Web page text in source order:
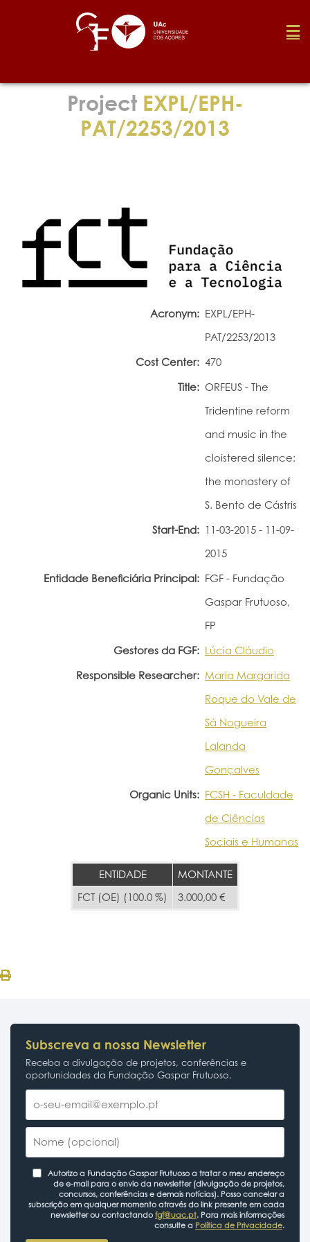
Foundation
Research
ProjectEXPL/EPH-
PAT/2253/2013
Acronym: EXPL/EPH-
PAT/2253/2013
Cost Center: 470
Title: ORFEUS - The
Tridentine reform
and music in the
cloistered silence:
the monastery of
S. Bento de Cástris
Start-End: 11-03-2015 - 11-09-
2015
Entidade Beneficiária Principal: FGF - Fundação
Gaspar Frutuoso,
FP
Gestores da FGF: Lúcia Cláudio
Responsible Researcher: Maria Margarida
Roque do Vale de
Sá Nogueira
Lalanda
Gonçalves
Organic Units: FCSH - Faculdade
de Ciências
Sociais e Humanas
ENTIDADE
MONTANTE
FCT (OE) (100.0 %)
3.000,00 €
Subscreva a nossa Newsletter
Receba a divulgação de projetos, conferências e
oportunidades da Fundação Gaspar Frutuoso.
Autorizo a Fundação Gaspar Frutuoso a tratar o meu endereço
de e-mail para o envio da newsletter (divulgação de projetos,
concursos, conferências e demais notícias). Posso cancelar a
subscrição em qualquer momento através do link presente em cada
newsletter ou contactando fgf@uac.pt. Para mais informações
consulte a Política de Privacidade.